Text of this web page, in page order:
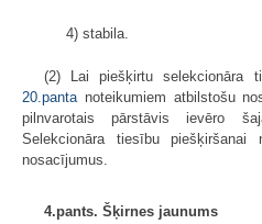
4) stabila.
(2) Lai piešķirtu selekcionāra
20.panta noteikumiem atbilstošu
pilnvarotais pārstāvis ievēro
Selekcionāra tiesību
nosacījumus.
4.pants. Šķirnes jaunums